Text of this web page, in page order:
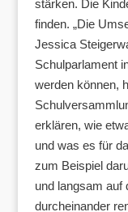
stärken. Die
finden. „Die
Jessica
Schulparlament
werden können,
erklären, wie
und was es für
zum Beispiel
und langsam auf
durcheinander